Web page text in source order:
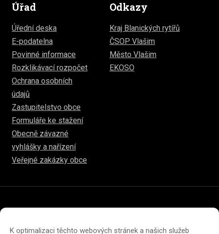
K optimalizaci těchto webových stránek a našich služeb
Úřad
Úřední deska
E-podatelna
Povinné informace
Rozklikávací rozpočet
Ochrana osobních
údajů
Zastupitelstvo obce
Formuláře ke stažení
Obecně závazné
vyhlášky a nařízení
Veřejné zakázky obce
Odkazy
Kraj Blanických rytířů
ČSOP Vlašim
Město Vlašim
EKOSO
Prohlášení o přístupnosti Prohlášení o ochraně soukromí